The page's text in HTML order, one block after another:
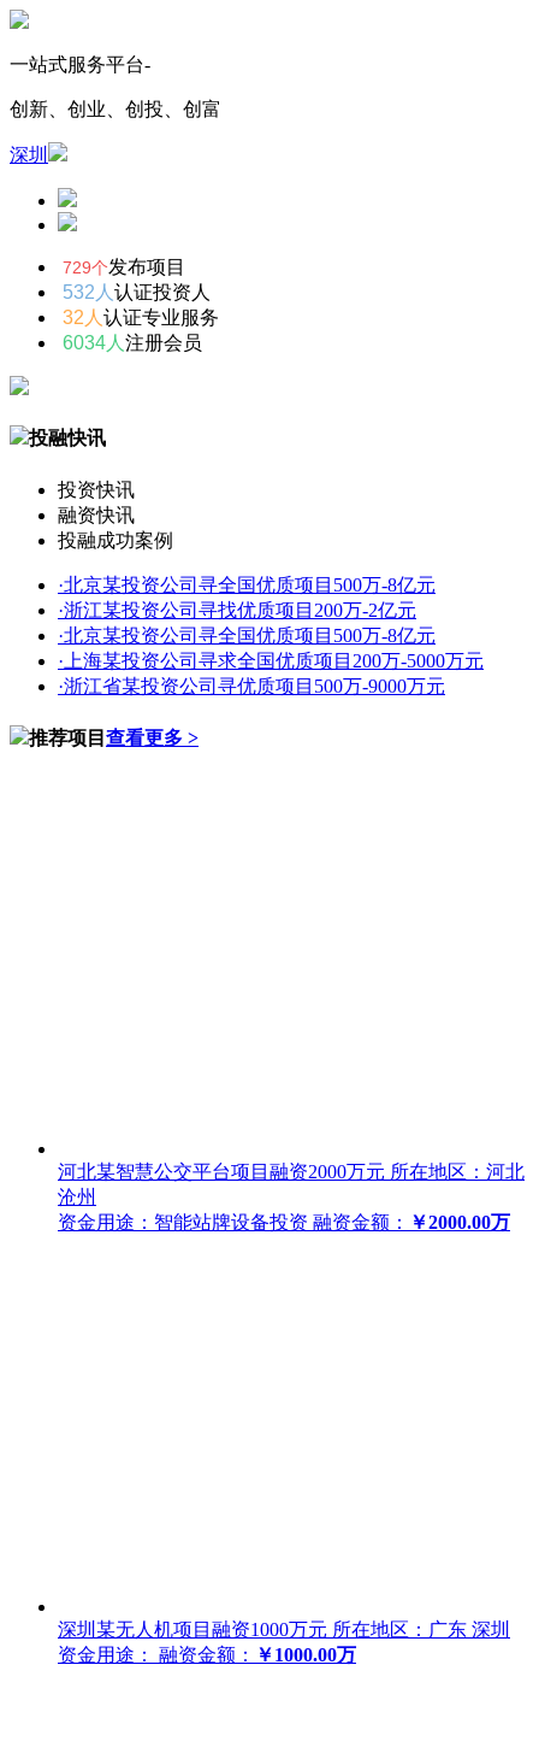
一站式服务平台-
创新、创业、创投、创富
深圳
729个发布项目
532人 认证投资人
32人 认证专业服务
6034人 注册会员
投融快讯
投资快讯
融资快讯
投融成功案例
·北京某投资公司寻全国优质项目500万-8亿元
·浙江某投资公司寻找优质项目200万-2亿元
·北京某投资公司寻全国优质项目500万-8亿元
· 上海某投资公司寻求全国优质项目200万-5000万元
·浙江省某投资公司寻优质项目500万-9000万元
推荐项目 查看更多 >
河北某智慧公交平台项目融资2000万元 所在地区：河北
沧州
资金用途：智能站牌设备投资 融资金额： ￥2000.00万
深圳某无人机项目融资1000万元 所在地区：广东 深圳
资金用途：
融资金额： ￥1000.00万